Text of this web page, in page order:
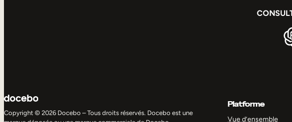
Copyright © 2026 Docebo – Tous droits réservés. Docebo est une
Platforme
Vue d’ensemble